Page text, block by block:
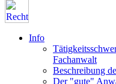
Info
Fachanwalt
Beschreibung
Der "gute"